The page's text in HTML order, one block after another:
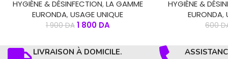
HYGIÈNE & DÉSINFECTION,LA GAMME
EURONDA,USAGE UNIQUE
1 900DA 1 800 DA
HYGIÈNE &
EURONDA,
600
LIVRAISON À DOMICILE.